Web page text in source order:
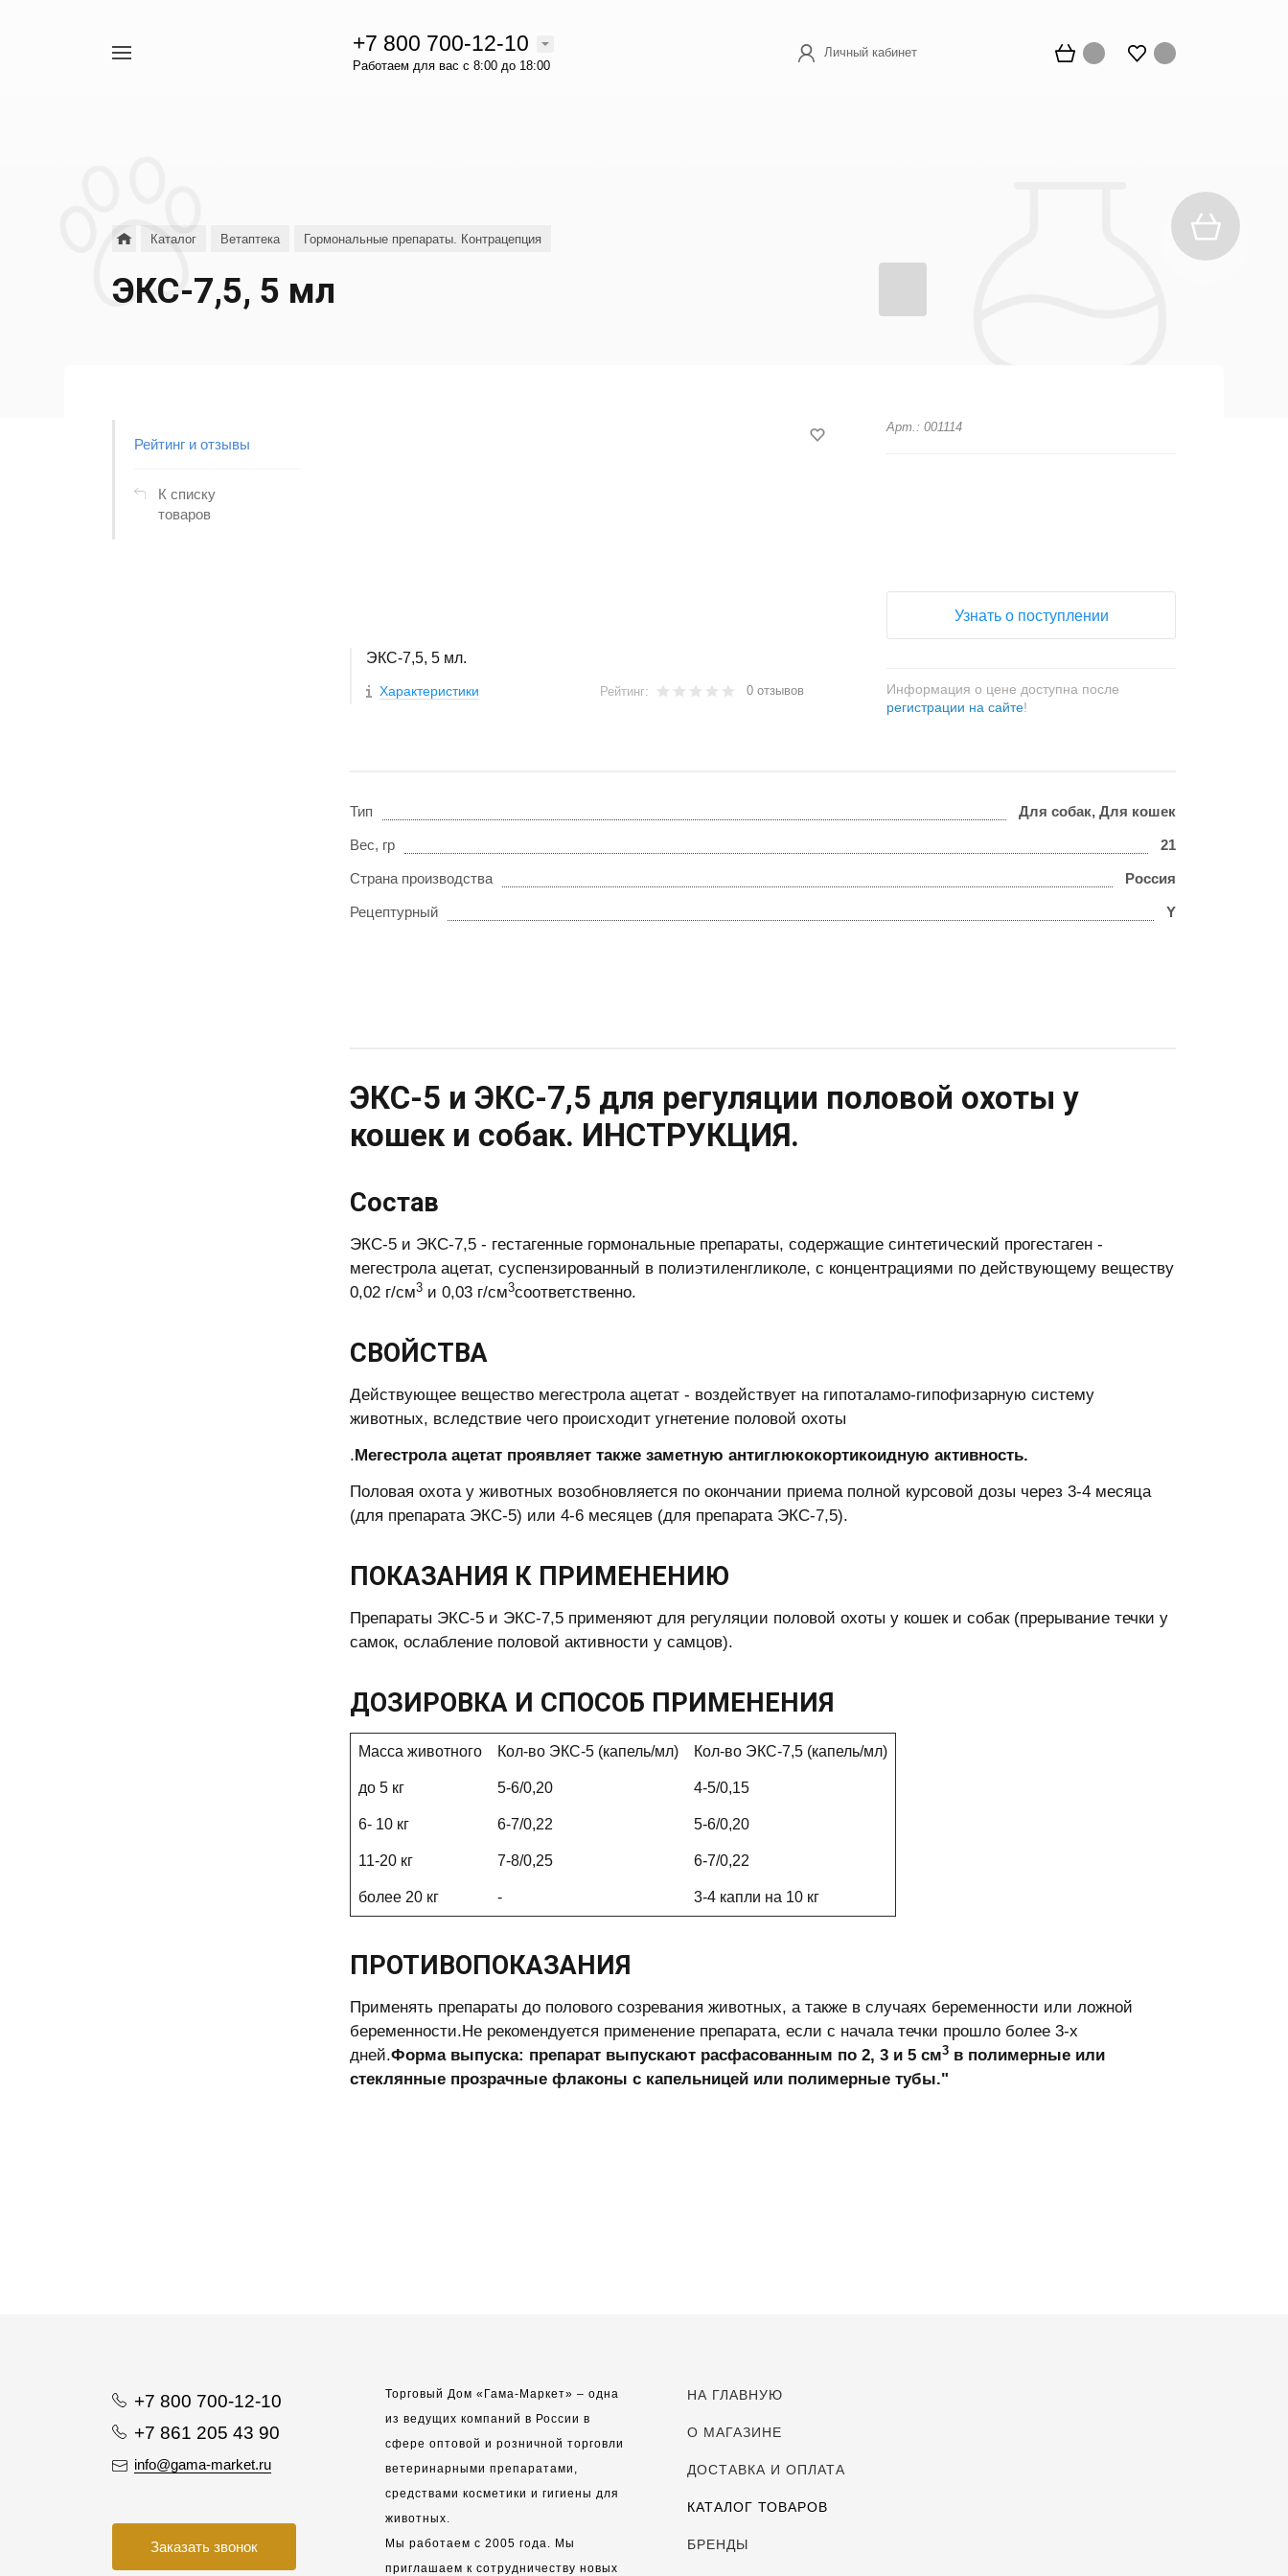
+7 800 700-12-10
Работаем для вас с 8:00 до 18:00
Личный кабинет
Каталог Ветаптека Гормональные препараты. Контрацепция
ЭКС-7,5, 5 мл
Рейтинг и отзывы
К списку
товаров
ЭКС-7,5, 5 мл.
Характеристики Рейтинг: 0 отзывов
Арт.: 001114
Узнать о поступлении
Информация о цене доступна после
регистрации на сайте!
Тип Для собак, Для кошек
Вес, гр 21
Страна производства Россия
Рецептурный Y
ЭКС-5 и ЭКС-7,5 для регуляции половой охоты у
кошек и собак. ИНСТРУКЦИЯ.
Состав
ЭКС-5 и ЭКС-7,5 - гестагенные гормональные препараты, содержащие синтетический прогестаген -
мегестрола ацетат, суспензированный в полиэтиленгликоле, с концентрациями по действующему веществу
0,02 г/см3 и 0,03 г/см3соответственно.
СВОЙСТВА
Действующее вещество мегестрола ацетат - воздействует на гипоталамо-гипофизарную систему
животных, вследствие чего происходит угнетение половой охоты
.Мегестрола ацетат проявляет также заметную антиглюкокортикоидную активность.
Половая охота у животных возобновляется по окончании приема полной курсовой дозы через 3-4 месяца
(для препарата ЭКС-5) или 4-6 месяцев (для препарата ЭКС-7,5).
ПОКАЗАНИЯ К ПРИМЕНЕНИЮ
Препараты ЭКС-5 и ЭКС-7,5 применяют для регуляции половой охоты у кошек и собак (прерывание течки у
самок, ослабление половой активности у самцов).
ДОЗИРОВКА И СПОСОБ ПРИМЕНЕНИЯ
Масса животного Кол-во ЭКС-5 (капель/мл) Кол-во ЭКС-7,5 (капель/мл)
до 5 кг 5-6/0,20 4-5/0,15
6- 10 кг 6-7/0,22 5-6/0,20
11-20 кг 7-8/0,25 6-7/0,22
более 20 кг - 3-4 капли на 10 кг
ПРОТИВОПОКАЗАНИЯ
Применять препараты до полового созревания животных, а также в случаях беременности или ложной
беременности.Не рекомендуется применение препарата, если с начала течки прошло более 3-х
дней.Форма выпуска: препарат выпускают расфасованным по 2, 3 и 5 см3 в полимерные или
стеклянные прозрачные флаконы с капельницей или полимерные тубы."
+7 800 700-12-10
+7 861 205 43 90
info@gama-market.ru
Заказать звонок
Торговый Дом «Гама-Маркет» – одна
из ведущих компаний в России в
сфере оптовой и розничной торговли
ветеринарными препаратами,
средствами косметики и гигиены для
животных.
Мы работаем с 2005 года. Мы
приглашаем к сотрудничеству новых
НА ГЛАВНУЮ
О МАГАЗИНЕ
ДОСТАВКА И ОПЛАТА
КАТАЛОГ ТОВАРОВ
БРЕНДЫ